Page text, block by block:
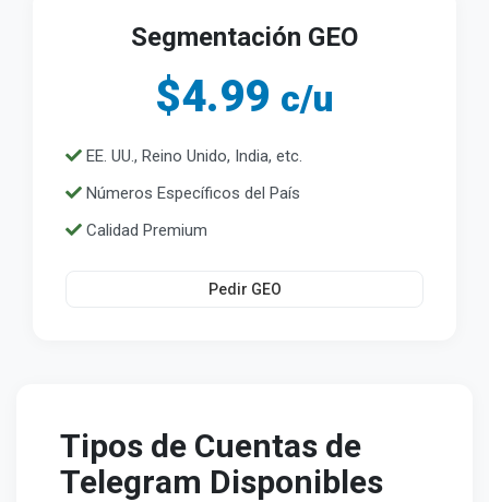
Segmentación GEO
$4.99 c/u
EE. UU., Reino Unido, India, etc.
Números Específicos del País
Calidad Premium
Pedir GEO
Tipos de Cuentas de
Telegram Disponibles